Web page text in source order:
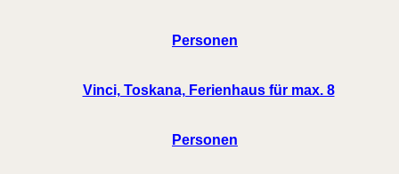
Personen
Vinci, Toskana, Ferienhaus für max. 8
Personen